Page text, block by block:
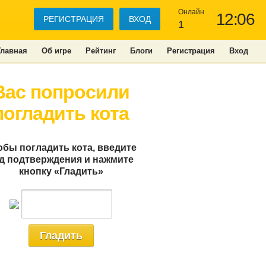
12:06
Онлайн
1
РЕГИСТРАЦИЯ ВХОД
Об игре Рейтинг Блоги Регистрация Вход
попросили
кота
погладить кота, введите
подтверждения и нажмите
кнопку «Гладить»